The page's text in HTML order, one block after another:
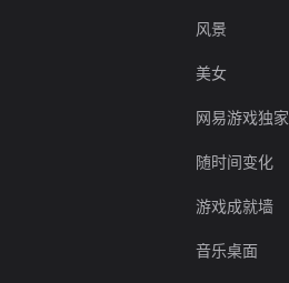
风景
美女
网易游戏独家
随时间变化
游戏成就墙
音乐桌面